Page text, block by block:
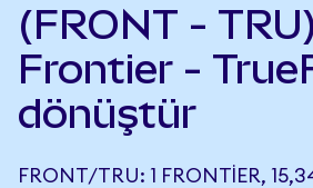
(FRONT - TRU)
Frontier -
dönüştür
FRONT/TRU: 1 FRONTIER,